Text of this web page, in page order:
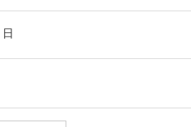
日